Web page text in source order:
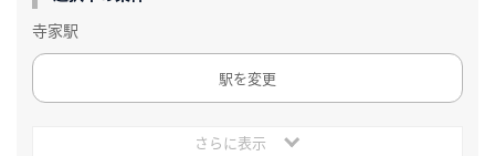
寺家駅
駅を変更
さらに表示